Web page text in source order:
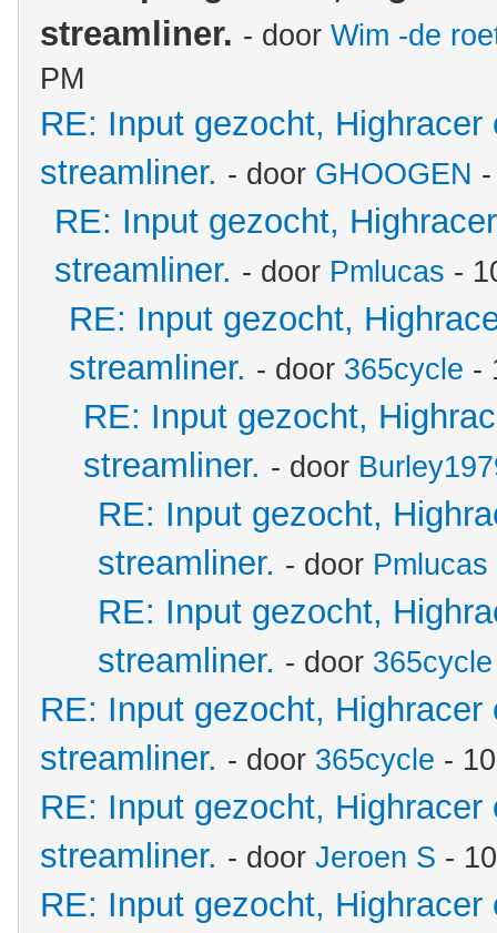
streamliner. - door Wim -de
PM
RE: Input gezocht, Highracer
streamliner. - door GHOOGEN
RE: Input gezocht,
streamliner. - door Pmlucas -
RE: Input gezocht,
streamliner. - door 365cycle -
RE: Input gezocht,
streamliner. - door
RE: Input gezocht,
streamliner. - door Pmlucas
RE: Input gezocht,
streamliner. - door 365cycle
RE: Input gezocht, Highracer
streamliner. - door 365cycle -
RE: Input gezocht, Highracer
streamliner. - door Jeroen S -
RE: Input gezocht, Highracer